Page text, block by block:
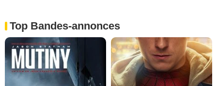
Top Bandes-annonces